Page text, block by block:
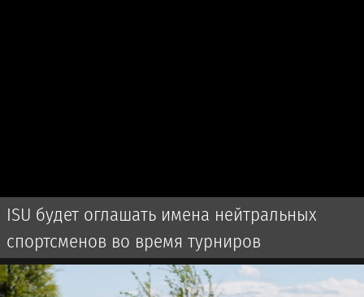
ISU будет оглашать имена нейтральных
спортсменов во время турниров